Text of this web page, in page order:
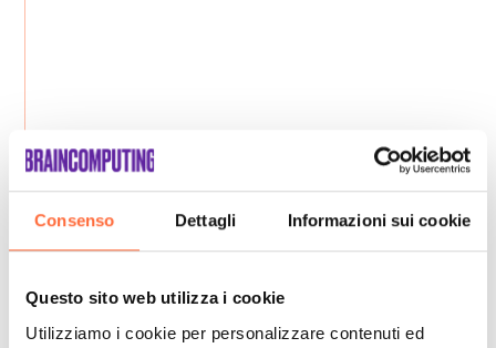
Consenso Dettagli Informazioni sui cookie
Questo sito web utilizza i cookie
Utilizziamo i cookie per personalizzare contenuti ed